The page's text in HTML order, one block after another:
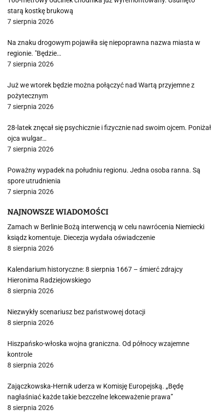
starą kostkę brukową
7 sierpnia 2026
Na znaku drogowym pojawiła się niepoprawna nazwa miasta w
regionie. "Będzie…
7 sierpnia 2026
Już we wtorek będzie można połączyć nad Wartą przyjemne z
pożytecznym
7 sierpnia 2026
28-latek znęcał się psychicznie i fizycznie nad swoim ojcem. Poniżał
ojca wulgar…
7 sierpnia 2026
Poważny wypadek na południu regionu. Jedna osoba ranna. Są
spore utrudnienia
7 sierpnia 2026
NAJNOWSZE WIADOMOŚCI
Zamach w Berlinie Bożą interwencją w celu nawrócenia Niemiecki
ksiądz komentuje. Diecezja wydała oświadczenie
8 sierpnia 2026
Kalendarium historyczne: 8 sierpnia 1667 – śmierć zdrajcy
Hieronima Radziejowskiego
8 sierpnia 2026
Niezwykły scenariusz bez państwowej dotacji
8 sierpnia 2026
Hiszpańsko-włoska wojna graniczna. Od północy wzajemne
kontrole
8 sierpnia 2026
Zajączkowska-Hernik uderza w Komisję Europejską. „Będę
nagłaśniać każde takie bezczelne lekceważenie prawa”
8 sierpnia 2026